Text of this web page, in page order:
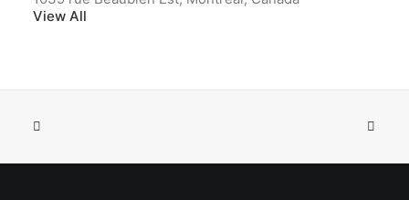
View All